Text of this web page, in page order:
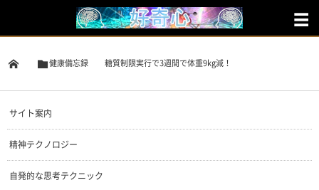
健康備忘録 糖質制限実行で3週間で体重9kg減！
サイト案内
精神テクノロジー
自発的な思考テクニック